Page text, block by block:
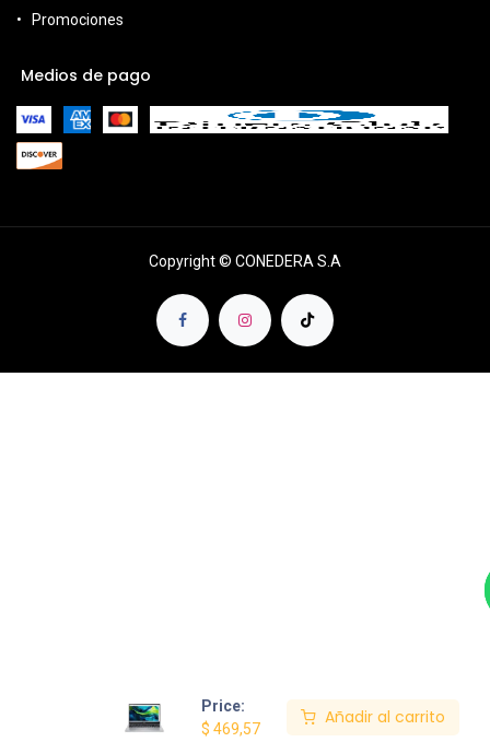
Price:
$ 469,57
Añadir al carrito
Promociones
Medios de pago
Copyright © CONEDERA S.A